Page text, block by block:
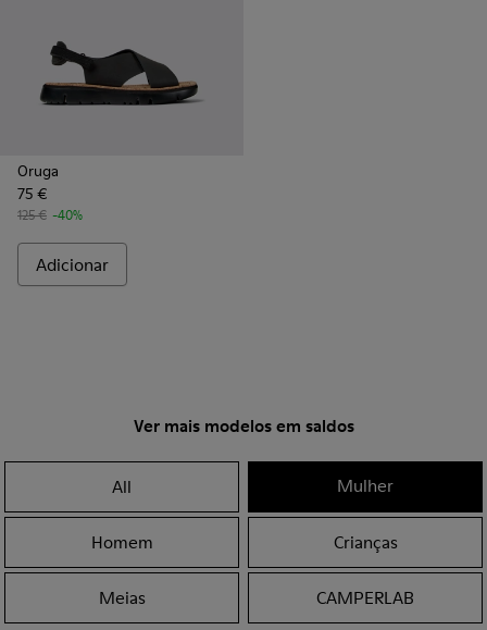
Oruga
75 €
125 € -40%
Adicionar
Ver mais modelos em saldos
All Mulher
Homem Crianças
Meias CAMPERLAB